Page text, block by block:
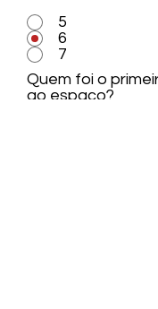
5
6
7
Quem foi o
ao espaço?